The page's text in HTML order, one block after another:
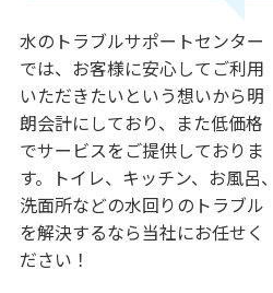
水のトラブルサポートセンター
では、お客様に安心してご利用
いただきたいという想いから明
朗会計にしており、また低価格
でサービスをご提供しておりま
す。トイレ、キッチン、お風呂、
洗面所などの水回りのトラブル
を解決するなら当社にお任せく
ださい！